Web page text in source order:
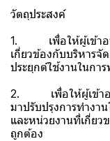
วัตถุประสงค์
1. เพื่อให้ผู้เข้าอบ
เกี่ยวข้องกับบริหารจั
ประยุกต์ใช้งานในกา
2. เพื่อให้ผู้เข้าอบร
มาปรับปรุงการทำง
และหน่วยงานที่เกี่ยว
ถูกต้อง